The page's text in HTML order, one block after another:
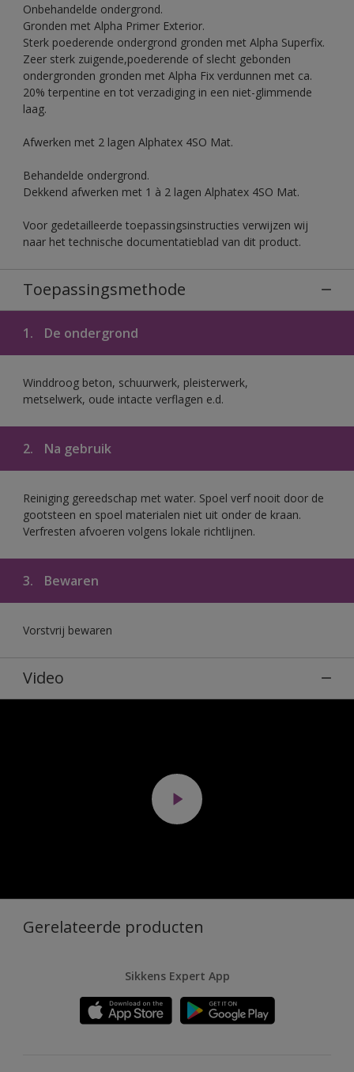
Onbehandelde ondergrond.
Gronden met Alpha Primer Exterior.
Sterk poederende ondergrond gronden met Alpha Superfix.
Zeer sterk zuigende,poederende of slecht gebonden
ondergronden gronden met Alpha Fix verdunnen met ca.
20% terpentine en tot verzadiging in een niet-glimmende
laag.
Afwerken met 2 lagen Alphatex 4SO Mat.
Behandelde ondergrond.
Dekkend afwerken met 1 à 2 lagen Alphatex 4SO Mat.
Voor gedetailleerde toepassingsinstructies verwijzen wij
naar het technische documentatieblad van dit product.
Toepassingsmethode
1. De ondergrond
Winddroog beton, schuurwerk, pleisterwerk,
metselwerk, oude intacte verflagen e.d.
2. Na gebruik
Reiniging gereedschap met water. Spoel verf nooit door de
gootsteen en spoel materialen niet uit onder de kraan.
Verfresten afvoeren volgens lokale richtlijnen.
3. Bewaren
Vorstvrij bewaren
Video
Gerelateerde producten
Sikkens Expert App